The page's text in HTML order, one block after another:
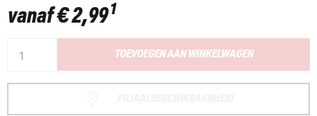
vanaf€ 2,991
TOEVOEGEN AAN WINKELWAGEN